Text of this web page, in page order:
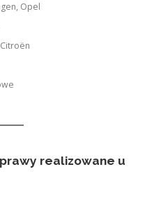
Opel
realizowane u